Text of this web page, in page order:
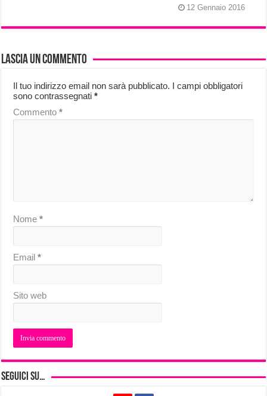
12 Gennaio 2016
Lascia un commento
Il tuo indirizzo email non sarà pubblicato. I campi obbligatori
sono contrassegnati*
Commento*
Nome*
Email*
Sito web
Seguici su…